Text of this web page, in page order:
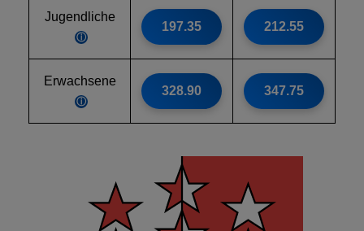
Jugendliche
ⓘ
197.35 212.55
Erwachsene
ⓘ
328.90 347.75